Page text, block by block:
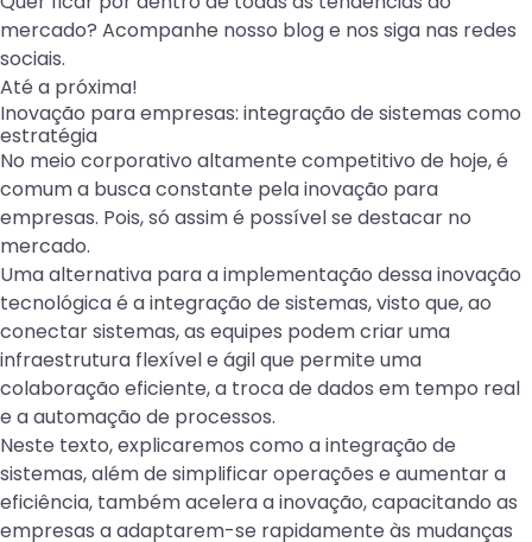
mercado? Acompanhe nosso bloge nos siga nas redes
sociais.
Até a próxima!
Inovação para empresas: integração de sistemas como
estratégia
No meio corporativo altamente competitivo de hoje, é
comum a busca constante pela inovação para
empresas. Pois, só assim é possível se destacar no
mercado.
Uma alternativa para a implementação dessa inovação
tecnológica é a integração de sistemas, visto que, ao
conectar sistemas, as equipes podem criar uma
infraestrutura flexível e ágil que permite uma
colaboração eficiente, a troca de dados em tempo real
e a automação de processos.
Neste texto, explicaremos como a integração de
sistemas, além de simplificar operações e aumentar a
eficiência, também acelera a inovação, capacitando as
empresas a adaptarem-se rapidamente às mudanças